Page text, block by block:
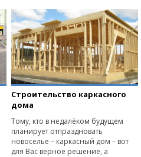
Строительство каркасного
дома
Тому, кто в недалёком будущем
планирует отпраздновать
новоселье – каркасный дом – вот
для Вас верное решение, а